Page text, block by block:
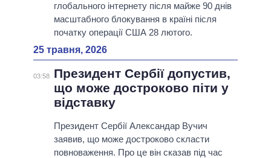
глобального інтернету після майже 90 днів
масштабного блокування в країні після
початку операції США 28 лютого.
25 травня, 2026
03:58
Президент Сербії допустив,
що може достроково піти у
відставку
Президент Сербії Александар Вучич
заявив, що може достроково скласти
повноваження. Про це він сказав під час